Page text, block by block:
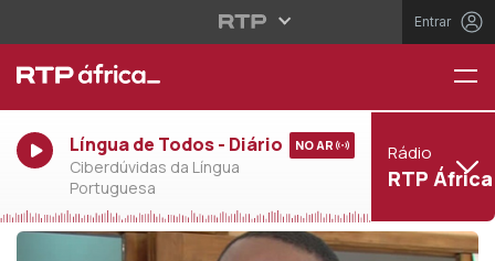
Entrar
Língua de Todos - Diário
Ciberdúvidas da Língua
Portuguesa
NO AR Rádio
RTP África